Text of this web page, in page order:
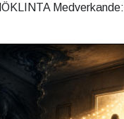
Medverkande: